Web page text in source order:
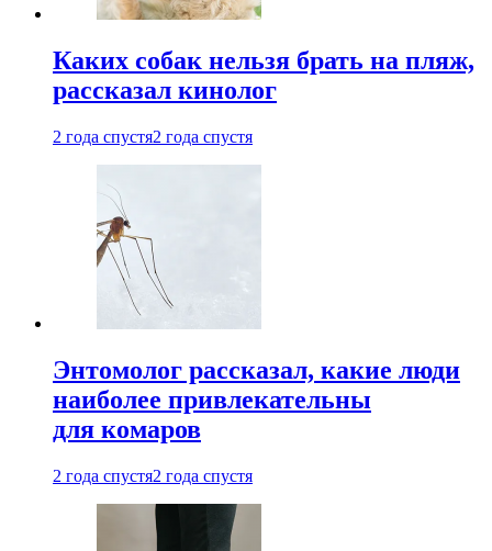
Каких собак нельзя брать на пляж,
рассказал кинолог
2 года спустя2 года спустя
Энтомолог рассказал, какие люди
наиболее привлекательны
для комаров
2 года спустя2 года спустя